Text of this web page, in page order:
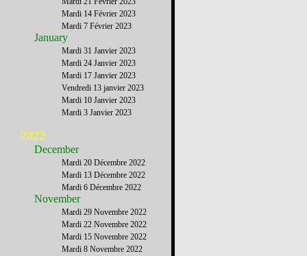
Mardi 14 Février 2023
Mardi 7 Février 2023
January
Mardi 31 Janvier 2023
Mardi 24 Janvier 2023
Mardi 17 Janvier 2023
Vendredi 13 janvier 2023
Mardi 10 Janvier 2023
Mardi 3 Janvier 2023
2022
December
Mardi 20 Décembre 2022
Mardi 13 Décembre 2022
Mardi 6 Décembre 2022
November
Mardi 29 Novembre 2022
Mardi 22 Novembre 2022
Mardi 15 Novembre 2022
Mardi 8 Novembre 2022